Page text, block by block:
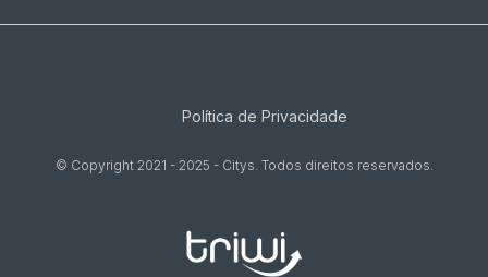
Política de Privacidade
© Copyright 2021 - 2025 - Citys. Todos direitos reservados.